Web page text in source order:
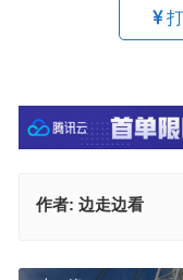
作者: 边走边看